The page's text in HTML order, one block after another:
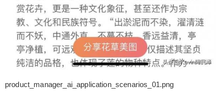
product_manager_ai_application_scenarios_01.png
间，以提高用户的参与度。一名大学老师的时间表
和一名护士的时间表截然不同，在错误的时间为任
何一个人发送消息，不仅仅可能会被忽略，甚至可
能引起客户的反感，导致客户的流失。 AI 可以预测
客户生命周期每个步骤中客户流失的倾向，从而为
辅助运营人员采取挽留措施。通常而言，客户流失
率降低 1%，可以使获利能力提高 5%。 6. 自动行